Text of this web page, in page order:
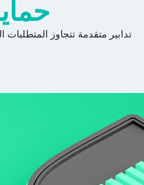
تدابير متقدمة تتجاوز المتطلبات